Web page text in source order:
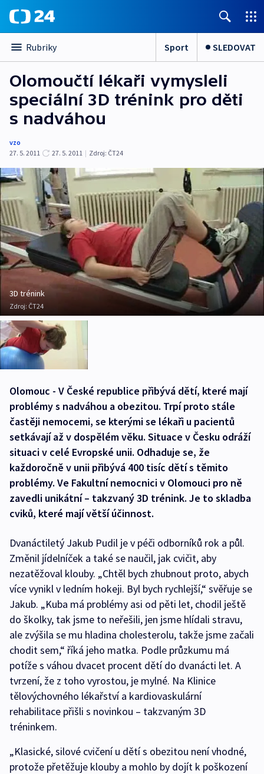
Rubriky Sport SLEDOVAT
Olomoučtí lékaři vymysleli
speciální 3D trénink pro děti
s nadváhou
vzo
27. 5. 2011
27. 5. 2011 | Zdroj: ČT24
3D trénink
Zdroj: ČT24
Olomouc - V České republice přibývá dětí, které mají
problémy s nadváhou a obezitou. Trpí proto stále
častěji nemocemi, se kterými se lékaři u pacientů
setkávají až v dospělém věku. Situace v Česku odráží
situaci v celé Evropské unii. Odhaduje se, že
každoročně v unii přibývá 400 tisíc dětí s těmito
problémy. Ve Fakultní nemocnici v Olomouci pro ně
zavedli unikátní – takzvaný 3D trénink. Je to skladba
cviků, které mají větší účinnost.
Dvanáctiletý Jakub Pudil je v péči odborníků rok a půl.
Změnil jídelníček a také se naučil, jak cvičit, aby
nezatěžoval klouby. „Chtěl bych zhubnout proto, abych
více vynikl v ledním hokeji. Byl bych rychlejší,“ svěřuje se
Jakub. „Kuba má problémy asi od pěti let, chodil ještě
do školky, tak jsme to neřešili, jen jsme hlídali stravu,
ale zvýšila se mu hladina cholesterolu, takže jsme začali
chodit sem,“ říká jeho matka. Podle průzkumu má
potíže s váhou dvacet procent dětí do dvanácti let. A
tvrzení, že z toho vyrostou, je mylné. Na Klinice
tělovýchovného lékařství a kardiovaskulární
rehabilitace přišli s novinkou – takzvaným 3D
tréninkem.
„Klasické, silové cvičení u dětí s obezitou není vhodné,
protože přetěžuje klouby a mohlo by dojít k poškození